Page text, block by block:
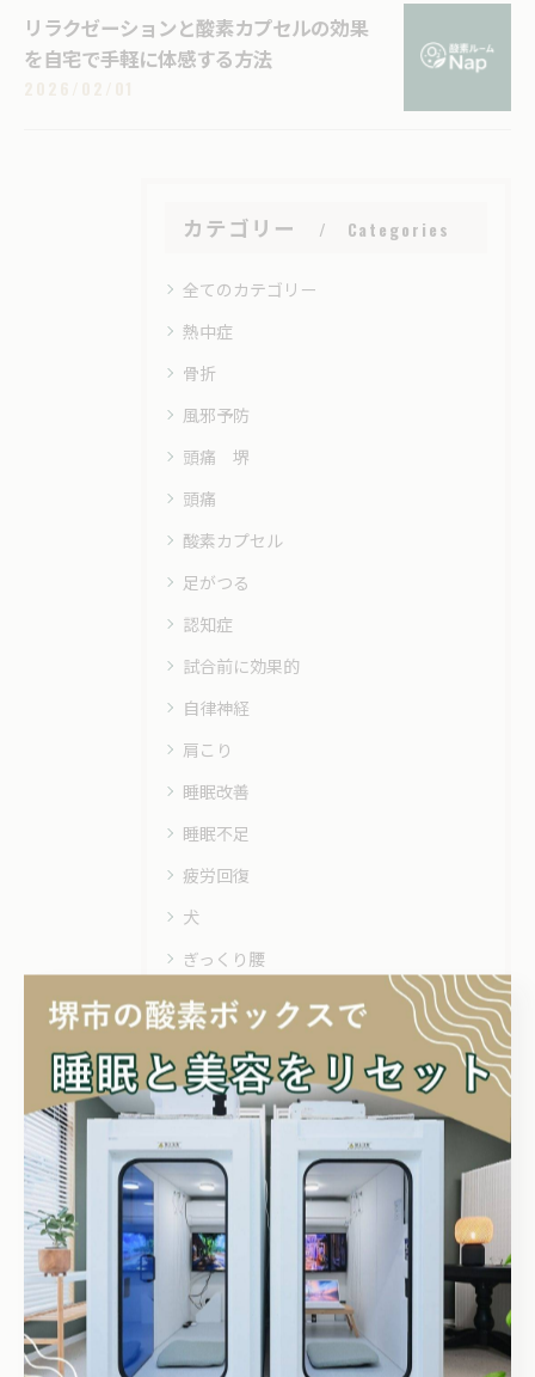
リラクゼーションと酸素カプセルの効果
を自宅で手軽に体感する方法
カテゴリー Categories
全てのカテゴリー
熱中症
骨折
風邪予防
頭痛 堺
頭痛
酸素カプセル
足がつる
認知症
試合前に効果的
自律神経
肩こり
睡眠改善
睡眠不足
疲労回復
犬
ぎっくり腰
気象病
健康ケア
便秘
体がだるい
二日酔い
不眠症
リラクゼーション
リカバリー